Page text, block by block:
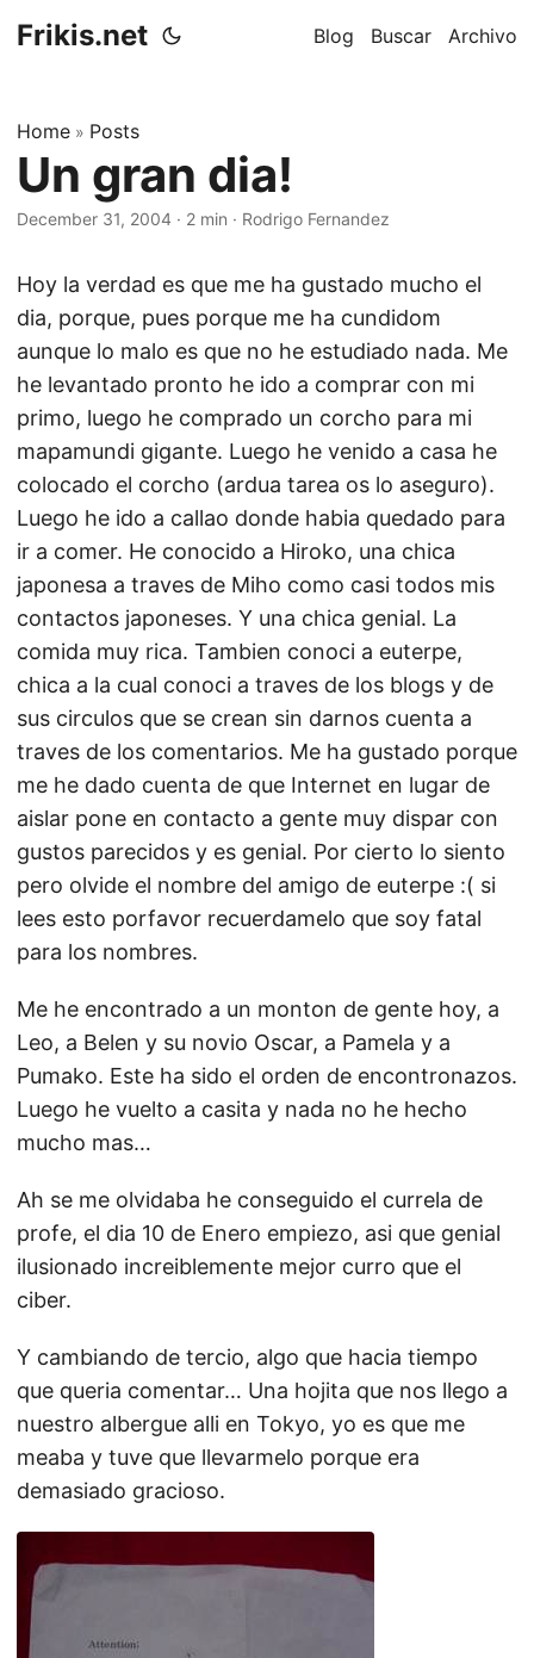
Frikis.net Blog Buscar Archivo
Home » Posts
Un gran dia!
December 31, 2004 · 2 min · Rodrigo Fernandez
Hoy la verdad es que me ha gustado mucho el
dia, porque, pues porque me ha cundidom
aunque lo malo es que no he estudiado nada. Me
he levantado pronto he ido a comprar con mi
primo, luego he comprado un corcho para mi
mapamundi gigante. Luego he venido a casa he
colocado el corcho (ardua tarea os lo aseguro).
Luego he ido a callao donde habia quedado para
ir a comer. He conocido a Hiroko, una chica
japonesa a traves de Miho como casi todos mis
contactos japoneses. Y una chica genial. La
comida muy rica. Tambien conoci a euterpe,
chica a la cual conoci a traves de los blogs y de
sus circulos que se crean sin darnos cuenta a
traves de los comentarios. Me ha gustado porque
me he dado cuenta de que Internet en lugar de
aislar pone en contacto a gente muy dispar con
gustos parecidos y es genial. Por cierto lo siento
pero olvide el nombre del amigo de euterpe :( si
lees esto porfavor recuerdamelo que soy fatal
para los nombres.
Me he encontrado a un monton de gente hoy, a
Leo, a Belen y su novio Oscar, a Pamela y a
Pumako. Este ha sido el orden de encontronazos.
Luego he vuelto a casita y nada no he hecho
mucho mas…
Ah se me olvidaba he conseguido el currela de
profe, el dia 10 de Enero empiezo, asi que genial
ilusionado increiblemente mejor curro que el
ciber.
Y cambiando de tercio, algo que hacia tiempo
que queria comentar… Una hojita que nos llego a
nuestro albergue alli en Tokyo, yo es que me
meaba y tuve que llevarmelo porque era
demasiado gracioso.